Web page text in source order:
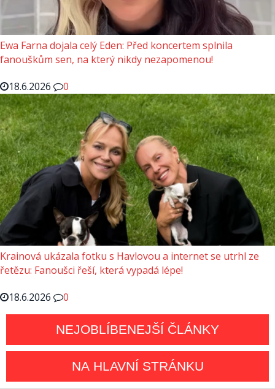
Ewa Farna dojala celý Eden: Před koncertem splnila
fanouškům sen, na který nikdy nezapomenou!
18.6.2026
0
Krainová ukázala fotku s Havlovou a internet se utrhl ze
řetězu: Fanoušci řeší, která vypadá lépe!
18.6.2026
0
NEJOBLÍBENEJŠÍ ČLÁNKY
NA HLAVNÍ STRÁNKU